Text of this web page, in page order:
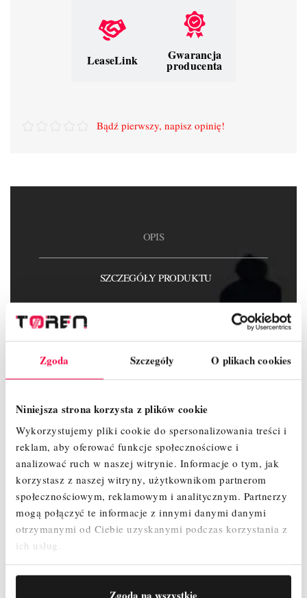
Zgoda Szczegóły O plikach cookies
Niniejsza strona korzysta z plików cookie
Wykorzystujemy pliki cookie do spersonalizowania treści i
reklam, aby oferować funkcje społecznościowe i
analizować ruch w naszej witrynie. Informacje o tym, jak
korzystasz z naszej witryny, użytkownikom partnerom
społecznościowym, reklamowym i analitycznym. Partnerzy
mogą połączyć te informacje z innymi danymi danymi
otrzymanymi od Ciebie uzyskanymi podczas korzystania z
ich usług.
Zgoda na wszystkie
LeaseLink Gwarancja
producenta
Bądź pierwszy, napisz opinię!
OPIS
SZCZEGÓŁY PRODUKTU
OPINIE
Wykaz elementów :
Koło jezdne 200 mm z hamulcem i regulacją – 4 szt.
Podest z klapą – 4 szt.
Podest bez klapy - 1 szt.
Rama 2m ( 8 szczebli ) - 7 szt.
Rama 1m (4 szczeble ) - 2 szt.
Poręcz wyprzedzająca - 8 szt.
Stężenie ukośne – 0 szt.